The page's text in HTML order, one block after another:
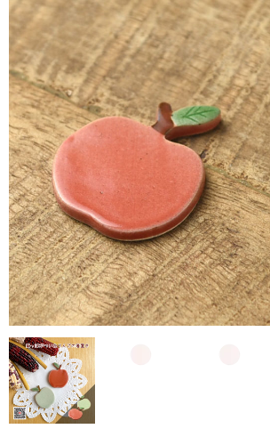
お問合せ
公式LINE